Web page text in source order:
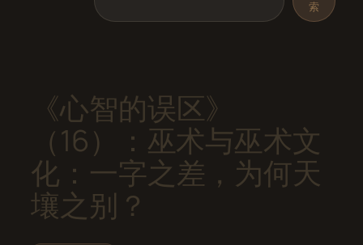
索
《心智的误区》
（16）：巫术与巫术文
化：一字之差，为何天
壤之别？